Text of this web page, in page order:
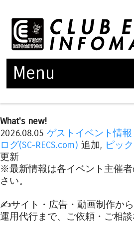
Menu
What's new!
2026.08.05 ゲストイベント情報
ログ(SC-RECS.com) 追加, ピッ
更新
※最新情報は各イベント主催者
さい。
✍️サイト・広告・動画制作から
運用代行まで、ご依頼・ご相